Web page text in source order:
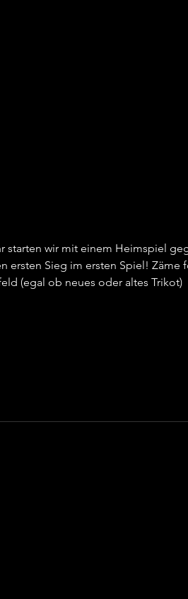
starten wir mit einem Heimspiel
ersten Sieg im ersten Spiel! Zäme
(egal ob neues oder altes Trikot)